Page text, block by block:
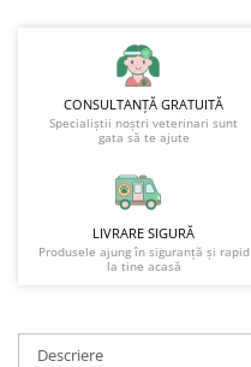
CONSULTANȚĂ GRATUITĂ
Specialiștii noștri veterinari sunt
gata să te ajute
LIVRARE SIGURĂ
Produsele ajung în siguranță și rapid
la tine acasă
Descriere